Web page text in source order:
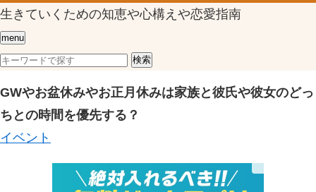
生きていくための知恵や心構えや恋愛指南
menu
GWやお盆休みやお正月休みは家族と彼氏や彼女のどっ
ちとの時間を優先する？
イベント